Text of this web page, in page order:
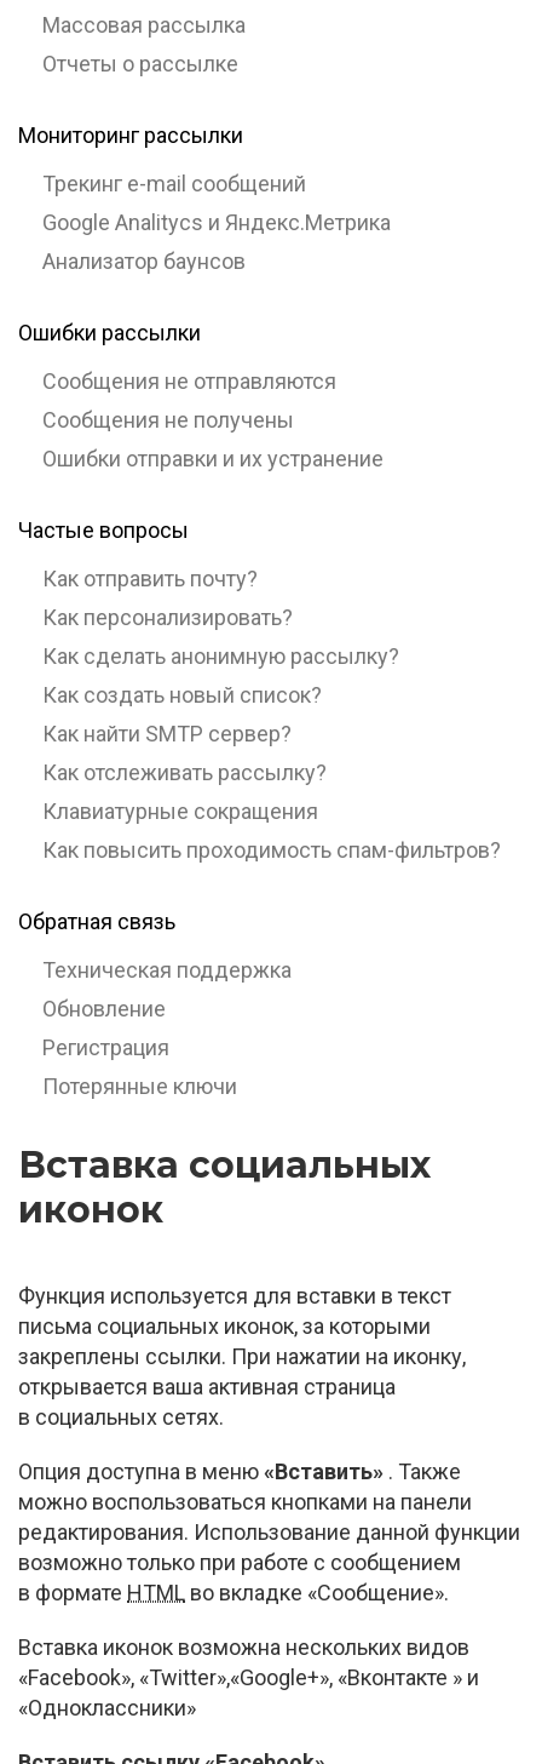
Массовая рассылка
Отчеты о рассылке
Мониторинг рассылки
Трекинг e-mail сообщений
Google Analitycs и Яндекс.Метрика
Анализатор баунсов
Ошибки рассылки
Сообщения не отправляются
Сообщения не получены
Ошибки отправки и их устранение
Частые вопросы
Как отправить почту?
Как персонализировать?
Как сделать анонимную рассылку?
Как создать новый список?
Как найти SMTP сервер?
Как отслеживать рассылку?
Клавиатурные сокращения
Как повысить проходимость спам-фильтров?
Обратная связь
Техническая поддержка
Обновление
Регистрация
Потерянные ключи
Вставка социальных
иконок
Функция используется для вставки в текст
письма социальных иконок, за которыми
закреплены ссылки. При нажатии на иконку,
открывается ваша активная страница
в социальных сетях.
Опция доступна в меню«Вставить» . Также
можно воспользоваться кнопками на панели
редактирования. Использование данной функции
возможно только при работе с сообщением
в формате HTML во вкладке «Сообщение».
Вставка иконок возможна нескольких видов
«Facebook», «Twitter»,«Google+», «Вконтакте » и
«Одноклассники»